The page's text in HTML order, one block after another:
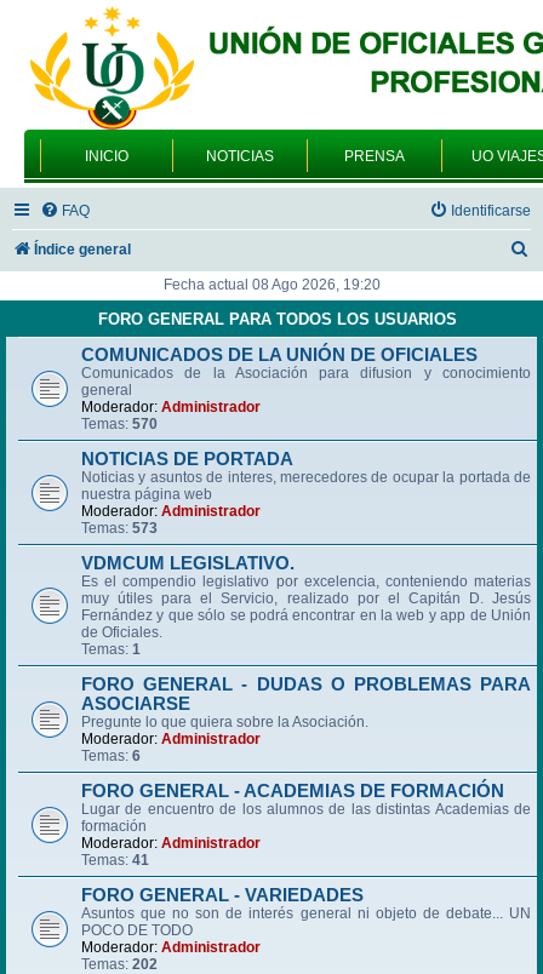
INICIO NOTICIAS PRENSA UO
FAQ Identificarse
Índice general
c
Fecha actual 08 Ago 2026, 19:20
FORO GENERAL PARA TODOS LOS USUARIOS
COMUNICADOS DE LA UNIÓN DE OFICIALES
Comunicados de la Asociación para difusion y conocimiento
general
Moderador: Administrador
Temas: 570
NOTICIAS DE PORTADA
Noticias y asuntos de interes, merecedores de ocupar la portada de
nuestra página web
Moderador: Administrador
Temas: 573
VDMCUM LEGISLATIVO.
Es el compendio legislativo por excelencia, conteniendo materias
muy útiles para el Servicio, realizado por el Capitán D. Jesús
Fernández y que sólo se podrá encontrar en la web y app de Unión
de Oficiales.
Temas: 1
FORO GENERAL - DUDAS O PROBLEMAS PARA
ASOCIARSE
Pregunte lo que quiera sobre la Asociación.
Moderador: Administrador
Temas: 6
FORO GENERAL - ACADEMIAS DE FORMACIÓN
Lugar de encuentro de los alumnos de las distintas Academias de
formación
Moderador: Administrador
Temas: 41
FORO GENERAL - VARIEDADES
Asuntos que no son de interés general ni objeto de debate... UN
POCO DE TODO
Moderador: Administrador
Temas: 202